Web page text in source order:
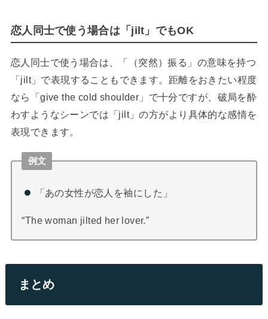
恋人同士で使う場合は「jilt」でもOK
恋人同士で使う場合は、「（突然）振る」の意味を持つ
「jilt」で表現することもできます。距離をおきたい程度
なら「give the cold shoulder」で十分ですが、破局を酔
わすようなシーンでは「jilt」の方がより具体的な感情を
表現できます。
例文
「あの女性が恋人を袖にした」
“The woman jilted her lover.”
まとめ